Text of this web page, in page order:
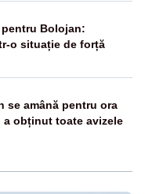
pentru Bolojan:
o situație de forță
se amână pentru ora
a obținut toate avizele